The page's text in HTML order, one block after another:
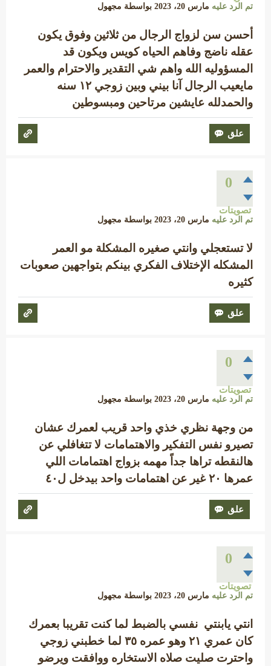
تم الرد عليه مارس 20، 2023 بواسطة مجهول
أحسن سن لزواج الرجال من ثلاثين وفوق يكون
عقله ناضج وفاهم الحياه كويس ويكون قد
المسؤوليه الله واهم شي التقدير والاحترام والعمر
مايعيب الرجال آنا بيني وبين زوجي ١٢ سنه
والحمدلله عايشين مرتاحين ومبسوطين
0
تصويتات
تم الرد عليه مارس 20، 2023 بواسطة مجهول
لا تستعجلي وانتي صغيره المشكلة مو العمر
المشكله الإختلاف الفكري بينكم بتواجهين صعوبات
كثيره
0
تصويتات
تم الرد عليه مارس 20، 2023 بواسطة مجهول
من وجهة نظري خذي واحد قريب لعمرك عشان
تصيرو نفس التفكير والاهتمامات لا تتغافلي عن
هالنقطه تراها جداً مهمه بزواج اهتمامات اللي
عمرها ٢٠ غير عن اهتمامات واحد بيدخل ل٤٠
0
تصويتات
تم الرد عليه مارس 20، 2023 بواسطة مجهول
انتي يابنتي نفسي بالضبط لما كنت تقريبا بعمرك
كان عمري ٢١ وهو عمره ٣٥ لما خطبني زوجي
واحترت صليت صلاه الاستخاره ووافقت ويرضو